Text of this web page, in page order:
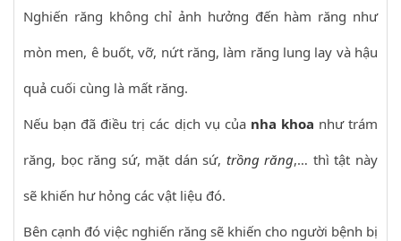
Nghiến răng không chỉ ảnh hưởng đến hàm răng như
mòn men, ê buốt, vỡ, nứt răng, làm răng lung lay và hậu
quả cuối cùng là mất răng.
Nếu bạn đã điều trị các dịch vụ của nha khoa như trám
răng, bọc răng sứ, mặt dán sứ, trồng răng,… thì tật này
sẽ khiến hư hỏng các vật liệu đó.
Bên cạnh đó việc nghiến răng sẽ khiến cho người bệnh bị